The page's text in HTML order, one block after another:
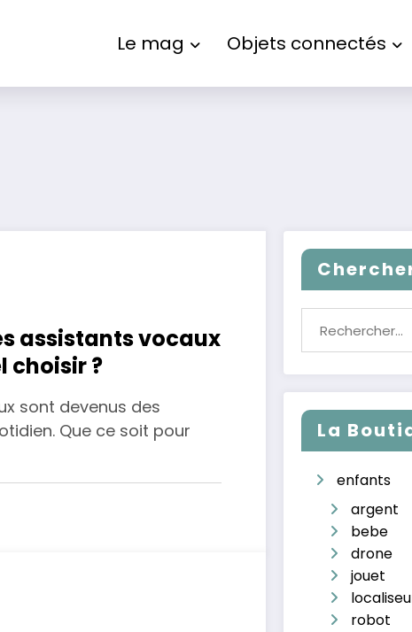
Le mag Objets connectés
assistants vocaux
choisir ?
sont devenus des
Que ce soit pour
La
enfants
argent
bebe
drone
jouet
robot